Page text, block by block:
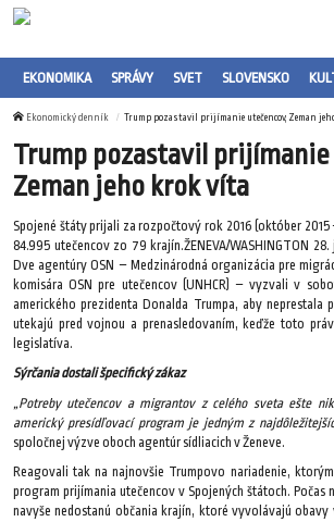
EKONOMIKA SPRÁVY SVET SLOVENSKO
Ekonomický denník Trump pozastavil prijímanie utečencov, Zeman
Trump pozastavil
Zeman jeho krok víta
Spojené štáty prijali za rozpočtový rok 2016 (október 2015
84.995 utečencov zo 79 krajín.ŽENEVA/WASHINGTON
Dve agentúry OSN – Medzinárodná organizácia pre
komisára OSN pre utečencov (UNHCR) – vyzvali v
amerického prezidenta Donalda Trumpa, aby
utekajú pred vojnou a prenasledovaním, keďže toto
legislatíva.
Sýrčania dostali špecifický zákaz
„Potreby utečencov a migrantov z celého sveta ešte
americký presídľovací program je jedným z
spoločnej výzve oboch agentúr sídliacich v Ženeve.
Reagovali tak na najnovšie Trumpovo nariadenie,
program prijímania utečencov v Spojených štátoch. Počas
navyše nedostanú občania krajín, ktoré vyvolávajú